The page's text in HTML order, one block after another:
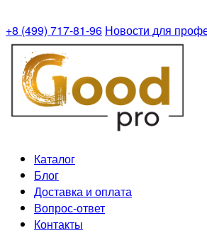
+8 (499) 717-81-96 Новости для
Каталог
Блог
Доставка и оплата
Вопрос-ответ
Контакты